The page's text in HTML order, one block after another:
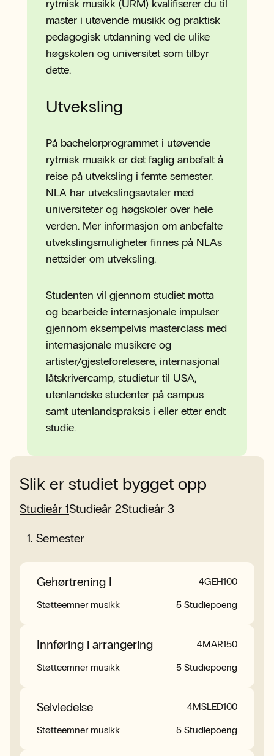
rytmisk musikk (URM) kvalifiserer du til
master i utøvende musikk og praktisk
pedagogisk utdanning ved de ulike
høgskolen og universitet som tilbyr
dette.
Utveksling
På bachelorprogrammet i utøvende
rytmisk musikk er det faglig anbefalt å
reise på utveksling i femte semester.
NLA har utvekslingsavtaler med
universiteter og høgskoler over hele
verden. Mer informasjon om anbefalte
utvekslingsmuligheter finnes på NLAs
nettsider om utveksling.
Studenten vil gjennom studiet motta
og bearbeide internasjonale impulser
gjennom eksempelvis masterclass med
internasjonale musikere og
artister/gjesteforelesere, internasjonal
låtskrivercamp, studietur til USA,
utenlandske studenter på campus
samt utenlandspraksis i eller etter endt
studie.
Slik er studiet bygget opp
Studieår 1Studieår 2Studieår 3
1. Semester
Gehørtrening I
4GEH100
Støtteemner musikk
5 Studiepoeng
Innføring i arrangering
4MAR150
Støtteemner musikk
5 Studiepoeng
Selvledelse
4MSLED100
Støtteemner musikk
5 Studiepoeng
Gehørtrening II
4GEH201
Støtteemner musikk
5 Studiepoeng
Koralharmonisering
4KOS102
Støtteemner musikk
5 Studiepoeng
Musikkproduksjon Ib
4MPD150
Støtteemner musikk
5 Studiepoeng
Arrangering for
4ARR400
Støtteemner musikk